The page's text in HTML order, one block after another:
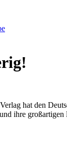
hat den
ihre